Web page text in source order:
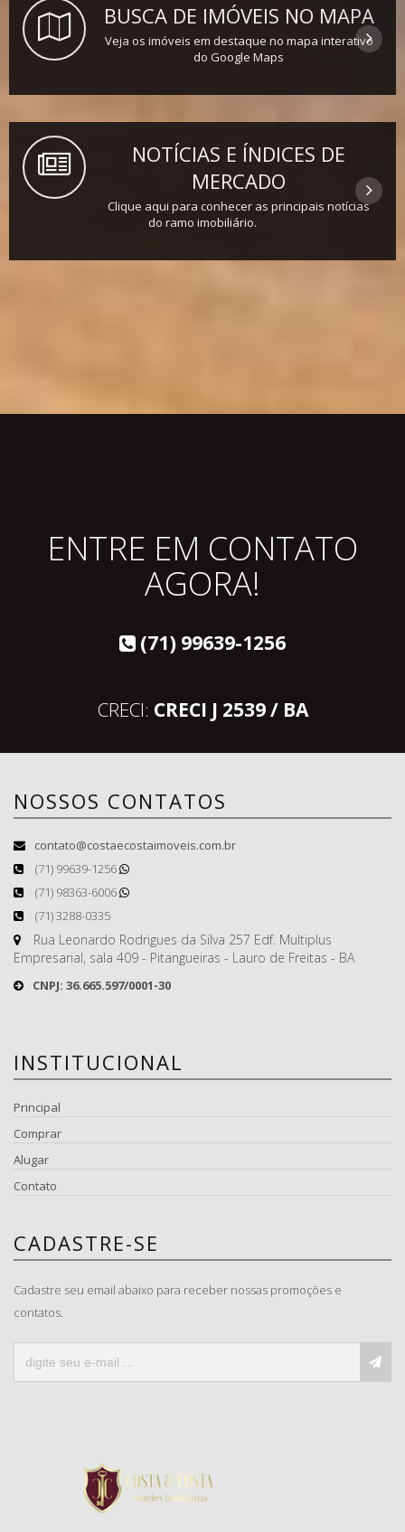
BUSCA DE IMÓVEIS NO MAPA
Veja os imóveis em destaque no mapa interativo
do Google Maps
NOTÍCIAS E ÍNDICES DE
MERCADO
Clique aqui para conhecer as principais notícias
do ramo imobiliário.
ENTRE EM CONTATO
AGORA!
(71) 99639-1256
CRECI: CRECI J 2539 / BA
NOSSOS CONTATOS
contato@costaecostaimoveis.com.br
(71) 99639-1256
(71) 98363-6006
(71) 3288-0335
Rua Leonardo Rodrigues da Silva 257 Edf. Multiplus
Empresarial, sala 409 - Pitangueiras - Lauro de Freitas - BA
CNPJ: 36.665.597/0001-30
INSTITUCIONAL
Principal
Comprar
Alugar
Contato
CADASTRE-SE
Cadastre seu email abaixo para receber nossas promoções e
contatos.